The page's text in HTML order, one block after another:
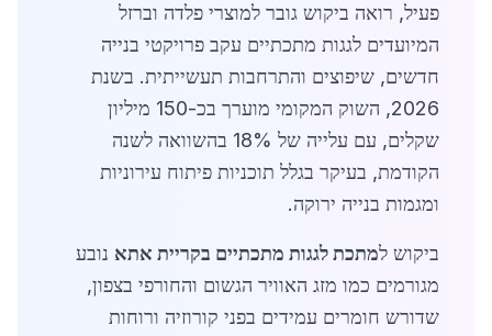
פעיל, רואה ביקוש גובר למוצרי פלדה וברזל
המיועדים לגגות מתכתיים עקב פרויקטי בנייה
חדשים, שיפוצים והתרחבות תעשייתית. בשנת
2026, השוק המקומי מוערך בכ-150 מיליון
שקלים, עם עלייה של 18% בהשוואה לשנה
הקודמת, בעיקר בגלל תוכניות פיתוח עירוניות
ומגמות בנייה ירוקה.
ביקוש למתכת לגגות מתכתיים בקריית אתא נובע
מגורמים כמו מזג האוויר הגשום והחורפי בצפון,
שדורש חומרים עמידים בפני קורוזיה ורוחות